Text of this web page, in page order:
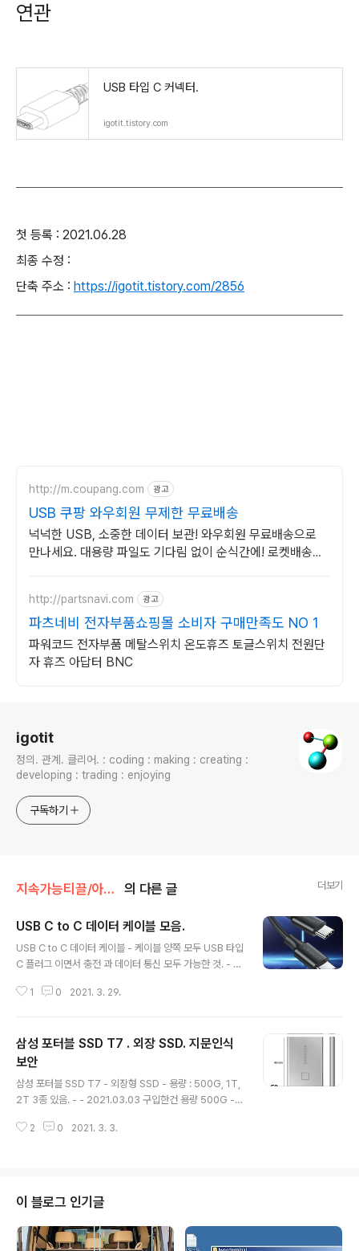
연관
USB 타입 C 커넥터.
igotit.tistory.com
첫 등록 : 2021.06.28
최종 수정 :
단축 주소 : https://igotit.tistory.com/2856
http://m.coupang.com 광고
USB 쿠팡 와우회원 무제한 무료배송
넉넉한 USB, 소중한 데이터 보관! 와우회원 무료배송으로
만나세요. 대용량 파일도 기다림 없이 순식간에! 로켓배송으
http://partsnavi.com 광고
파츠네비 전자부품쇼핑몰 소비자 구매만족도 NO 1
파워코드 전자부품 메탈스위치 온도휴즈 토글스위치 전원단
자 휴즈 아답터 BNC
igotit
정의. 관계. 클리어. : coding : making : creating :
developing : trading : enjoying
구독하기
지속가능티끌/아이템 의 다른 글 더보기
USB C to C 데이터 케이블 모음.
USB C to C 데이터 케이블 - 케이블 양쪽 모두 USB 타입
C 플러그 이면서 충전 과 데이터 통신 모두 가능한 것. - 가
지원. 유그린 ( Ugreen ) US286 - USB 2.0 데이터 통
색상 : 검정/백색/ 알루미늄 1.72US $ 31% OFF|UGRE
EN 60W USB C to USB Type C 케이블 PD QC 4.0
Macbook 용 고속 충전 데이터 케이블 Huawei Mate 2
0 Smarter Shopping, Better Living! Aliexpress.
1 0 2021. 3. 29.
삼성 포터블 SSD T7 . 외장 SSD. 지문인식
보안
삼성 포터블 SSD T7 - 외장형 SSD - 용량 : 500G, 1T,
2T 3종 있음. - - 2021.03.03 구입한건 용량 500G -
문인식보안. 지문센서 : 아래 제품이미지에서 사각형 부분.
럭시노트20 구성품 - USB 케이블 2개 . 한쪽은 USB-C
타입 동일하고 반대쪽은 PC 연결가능한 USB-A 타입과
USB-C 로 되어있음. - 케이블 길이 : 45cm USB-C 케
이블로 스마트폰에도 연결가능. PC 연결시 ..
2 0 2021. 3. 3.
이 블로그 인기글